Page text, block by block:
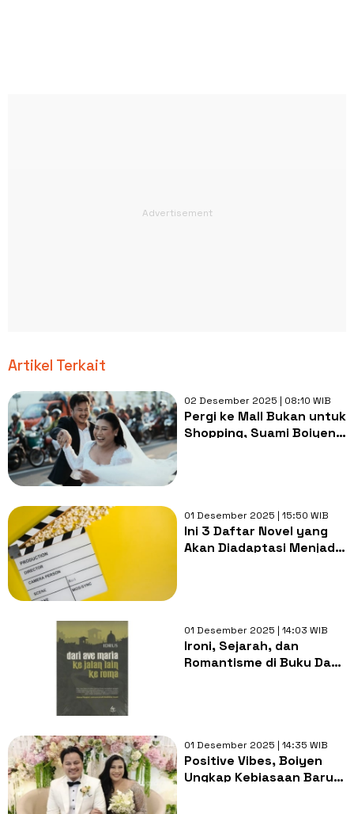
Artikel Terkait
02 Desember 2025 | 08:10 WIB
Pergi ke Mall Bukan untuk
Shopping, Suami Boiyen
01 Desember 2025 | 15:50 WIB
Ini 3 Daftar Novel yang
Akan Diadaptasi Menjadi
01 Desember 2025 | 14:03 WIB
Ironi, Sejarah, dan
Romantisme di Buku Dari
01 Desember 2025 | 14:35 WIB
Positive Vibes, Boiyen
Ungkap Kebiasaan Baru